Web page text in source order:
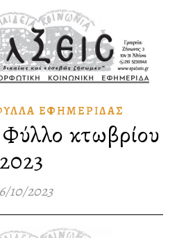
ἘΦΗΜΕΡΊΔΑΣ
Ὀκτωβρίου
2023
10/2023